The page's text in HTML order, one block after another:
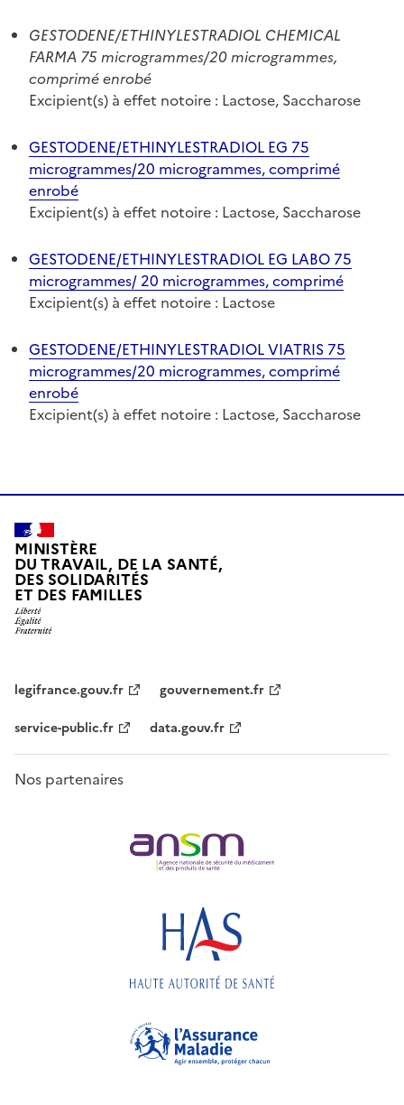
GESTODENE/ETHINYLESTRADIOL CHEMICAL
FARMA 75 microgrammes/20 microgrammes,
comprimé enrobé
Excipient(s) à effet notoire : Lactose, Saccharose
GESTODENE/ETHINYLESTRADIOL EG 75
microgrammes/20 microgrammes, comprimé
enrobé
Excipient(s) à effet notoire : Lactose, Saccharose
GESTODENE/ETHINYLESTRADIOL EG LABO 75
microgrammes/ 20 microgrammes, comprimé
Excipient(s) à effet notoire : Lactose
GESTODENE/ETHINYLESTRADIOL VIATRIS 75
microgrammes/20 microgrammes, comprimé
enrobé
Excipient(s) à effet notoire : Lactose, Saccharose
MINISTÈRE
DU TRAVAIL, DE LA SANTÉ,
DES SOLIDARITÉS
ET DES FAMILLES
legifrance.gouv.fr
gouvernement.fr
service-public.fr
data.gouv.fr
Nos partenaires